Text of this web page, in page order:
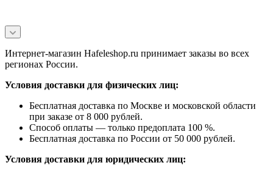
Интернет-магазин Hafeleshop.ru принимает заказы во всех
регионах России.
Условия доставки для физических лиц:
Бесплатная доставка по Москве и московской области
при заказе от 8 000 рублей.
Способ оплаты — только предоплата 100 %.
Бесплатная доставка по России от 50 000 рублей.
Условия доставки для юридических лиц: